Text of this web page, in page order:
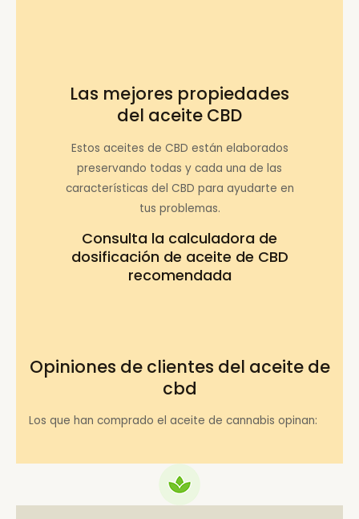
Las mejores propiedades
del aceite CBD
Estos aceites de CBD están elaborados
preservando todas y cada una de las
características del CBD para ayudarte en
tus problemas.
Consulta la calculadora de
dosificación de aceite de CBD
recomendada
Opiniones de clientes del aceite de
cbd
Los que han comprado el aceite de cannabis opinan: